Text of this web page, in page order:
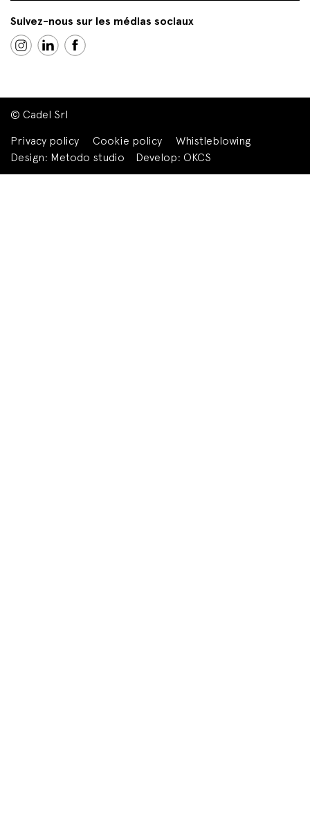
Suivez-nous sur les médias sociaux
© Cadel Srl
Privacy policy
Cookie policy
Whistleblowing
Design: Metodo studio Develop: OKCS